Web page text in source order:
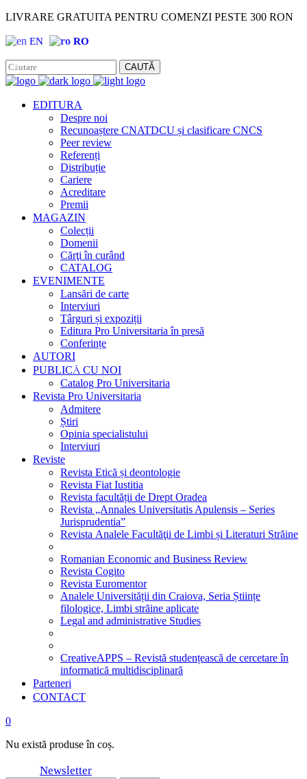
LIVRARE GRATUITA PENTRU COMENZI PESTE 300 RON
EN RO
CAUTĂ
EDITURA
Despre noi
Recunoaștere CNATDCU și clasificare CNCS
Peer review
Referenți
Distribuție
Cariere
Acreditare
Premii
MAGAZIN
Colecții
Domenii
Cărţi în curând
CATALOG
EVENIMENTE
Lansări de carte
Interviuri
Târguri și expoziții
Editura Pro Universitaria în presă
Conferințe
AUTORI
PUBLICĂ CU NOI
Catalog Pro Universitaria
Revista Pro Universitaria
Admitere
Știri
Opinia specialistului
Interviuri
Reviste
Revista Etică și deontologie
Revista Fiat Iustitia
Revista facultății de Drept Oradea
Revista „Annales Universitatis Apulensis – Series
Jurisprudentia”
Revista Analele Facultăţii de Limbi și Literaturi Străine
Romanian Economic and Business Review
Revista Cogito
Revista Euromentor
Analele Universității din Craiova, Seria Științe
filologice, Limbi străine aplicate
Legal and administrative Studies
CreativeAPPS – Revistă studențească de cercetare în
informatică multidisciplinară
Parteneri
CONTACT
0
Nu există produse în coș.
Newsletter